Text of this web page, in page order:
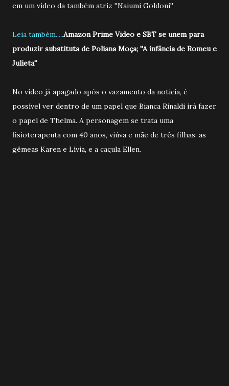
em um vídeo da também atriz ''Naiumi Goldoni''
Leia também.....Amazon Prime Video e SBT se unem para
produzir substituta de Poliana Moça; ''A infância de Romeu e
Julieta''
No vídeo já apagado após o vazamento da noticia, é
possível ver dentro de um papel que Bianca Rinaldi irá fazer
o papel de Thelma. A personagem se trata uma
fisioterapeuta com 40 anos, viúva e mãe de três filhas: as
gêmeas Karen e Lívia, e a caçula Ellen.